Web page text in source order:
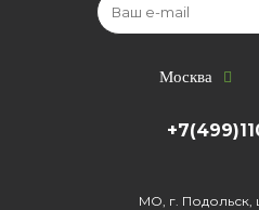
Москва
МО, г. Подольск,